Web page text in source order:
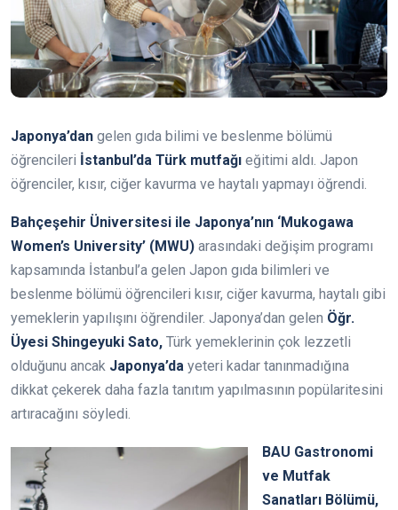
Japonya’dan gelen gıda bilimi ve beslenme bölümü
öğrencileri İstanbul’da Türk mutfağı eğitimi aldı. Japon
öğrenciler, kısır, ciğer kavurma ve haytalı yapmayı öğrendi.
Bahçeşehir Üniversitesi ile Japonya’nın ‘Mukogawa
Women’s University’ (MWU) arasındaki değişim programı
kapsamında İstanbul’a gelen Japon gıda bilimleri ve
beslenme bölümü öğrencileri kısır, ciğer kavurma, haytalı gibi
yemeklerin yapılışını öğrendiler. Japonya’dan gelen Öğr.
Üyesi Shingeyuki Sato, Türk yemeklerinin çok lezzetli
olduğunu ancak Japonya’da yeteri kadar tanınmadığına
dikkat çekerek daha fazla tanıtım yapılmasının popülaritesini
artıracağını söyledi.
BAU Gastronomi
ve Mutfak
Sanatları Bölümü,